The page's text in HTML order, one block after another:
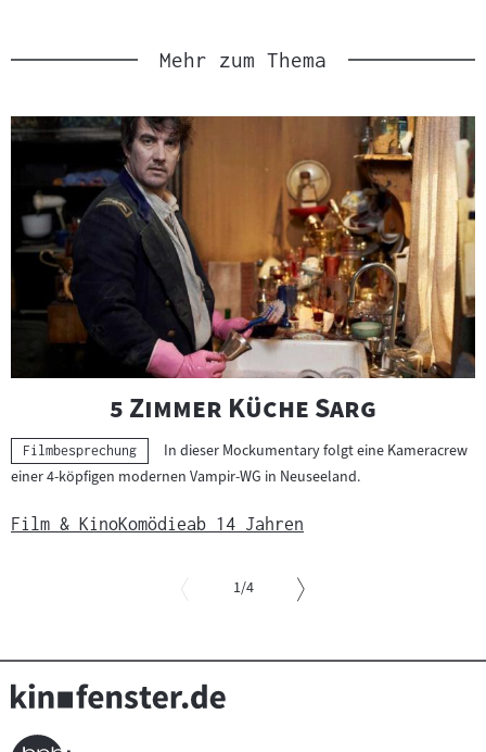
Mehr zum Thema
Slider
überspringen
zur
nächsten
Sprungmarke
springen
"
5 Zimmer Küche Sarg
Kategorie:
Filmbesprechung
In dieser Mockumentary folgt eine Kameracrew
einer 4-köpfigen modernen Vampir-WG in Neuseeland.
Film & KinoKomödieab 14 Jahren
1von
/4
und
zur
vorgelagerten
springen